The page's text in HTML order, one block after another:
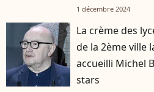
1 décembre 2024
La crème des
de la 2ème ville
accueilli Michel
stars